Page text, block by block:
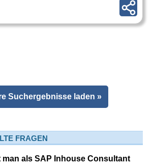
Suchergebnisse laden »
FRAGEN
man als SAP Inhouse Consultant